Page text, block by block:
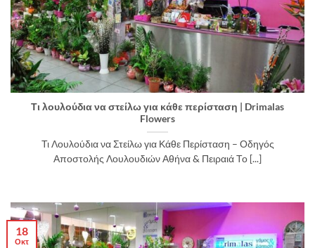
Τι λουλούδια να στείλω για κάθε περίσταση | Drimalas
Flowers
Τι Λουλούδια να Στείλω για Κάθε Περίσταση – Οδηγός
Αποστολής Λουλουδιών Αθήνα & Πειραιά Το [...]
18
Οκτ